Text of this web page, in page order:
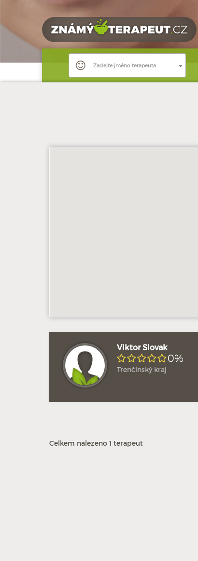
Zadejte jméno terapeuta
Viktor Slovak
0%
Trenčínský kraj
Celkem nalezeno 1 terapeut